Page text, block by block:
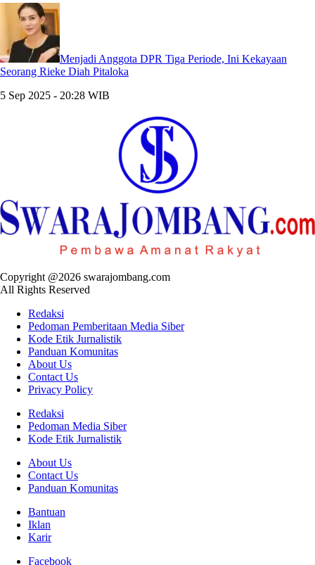
Menjadi Anggota DPR Tiga Periode, Ini Kekayaan
Seorang Rieke Diah Pitaloka
5 Sep 2025 - 20:28 WIB
Copyright @2026 swarajombang.com
All Rights Reserved
Redaksi
Pedoman Pemberitaan Media Siber
Kode Etik Jurnalistik
Panduan Komunitas
About Us
Contact Us
Privacy Policy
Redaksi
Pedoman Media Siber
Kode Etik Jurnalistik
About Us
Contact Us
Panduan Komunitas
Bantuan
Iklan
Karir
Facebook